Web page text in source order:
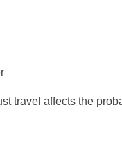
travel affects the